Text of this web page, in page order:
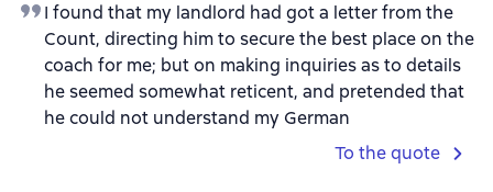
I found that my landlord had got a letter from the
Count, directing him to secure the best place on the
coach for me; but on making inquiries as to details
he seemed somewhat reticent, and pretended that
he could not understand my German
To the quote